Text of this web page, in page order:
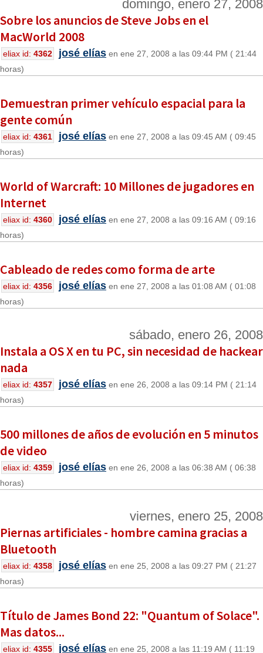
domingo, enero 27, 2008
Sobre los anuncios de Steve Jobs en el
MacWorld 2008
eliax id: 4362 josé elías en ene 27, 2008 a las 09:44 PM ( 21:44
horas)
Demuestran primer vehículo espacial para la
gente común
eliax id: 4361 josé elías en ene 27, 2008 a las 09:45 AM ( 09:45
horas)
World of Warcraft: 10 Millones de jugadores en
Internet
eliax id: 4360 josé elías en ene 27, 2008 a las 09:16 AM ( 09:16
horas)
Cableado de redes como forma de arte
eliax id: 4356 josé elías en ene 27, 2008 a las 01:08 AM ( 01:08
horas)
sábado, enero 26, 2008
Instala a OS X en tu PC, sin necesidad de hackear
nada
eliax id: 4357 josé elías en ene 26, 2008 a las 09:14 PM ( 21:14
horas)
500 millones de años de evolución en 5 minutos
de video
eliax id: 4359 josé elías en ene 26, 2008 a las 06:38 AM ( 06:38
horas)
viernes, enero 25, 2008
Piernas artificiales - hombre camina gracias a
Bluetooth
eliax id: 4358 josé elías en ene 25, 2008 a las 09:27 PM ( 21:27
horas)
Título de James Bond 22: "Quantum of Solace".
Mas datos...
eliax id: 4355 josé elías en ene 25, 2008 a las 11:19 AM ( 11:19